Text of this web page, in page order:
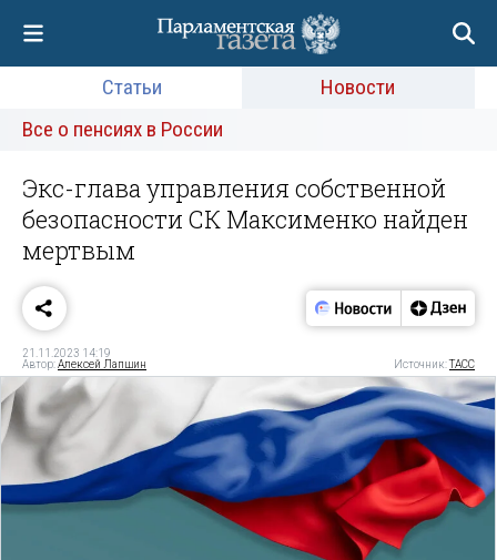
Статьи
Новости
Все о пенсиях в России
Экс-глава управления собственной
безопасности СК Максименко найден
мертвым
21.11.2023 14:19
Автор:Алексей Лапшин Источник:ТАСС